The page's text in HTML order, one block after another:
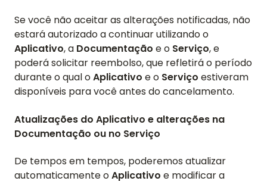
Se você não aceitar as alterações notificadas, não
estará autorizado a continuar utilizando o
Aplicativo, a Documentação e o Serviço, e
poderá solicitar reembolso, que refletirá o período
durante o qual oAplicativo e o Serviço estiveram
disponíveis para você antes do cancelamento.
Atualizações do Aplicativo e alterações na
Documentação ou no Serviço
De tempos em tempos, poderemos atualizar
automaticamente oAplicativo e modificar a